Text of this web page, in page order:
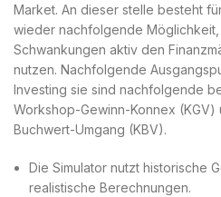
Market. An dieser stelle besteht
wieder nachfolgende
Schwankungen aktiv den
nutzen. Nachfolgende
Investing sie sind nachfolgende
Workshop-Gewinn-Konnex (KGV)
Buchwert-Umgang (KBV).
Die Simulator nutzt historische
realistische Berechnungen.